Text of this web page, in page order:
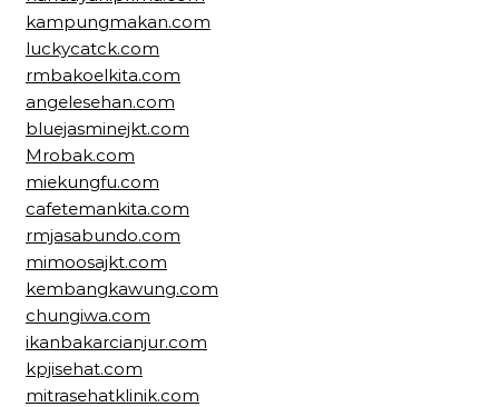
kampungmakan.com
luckycatck.com
rmbakoelkita.com
angelesehan.com
bluejasminejkt.com
Mrobak.com
miekungfu.com
cafetemankita.com
rmjasabundo.com
mimoosajkt.com
kembangkawung.com
chungiwa.com
ikanbakarcianjur.com
kpjisehat.com
mitrasehatklinik.com